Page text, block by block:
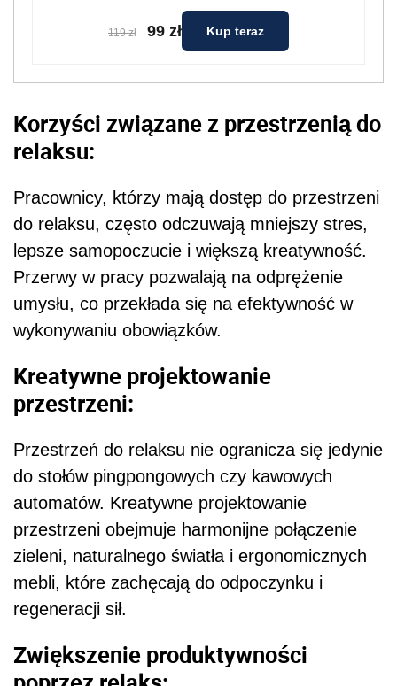
119 zł 99 zł Kup teraz
Korzyści związane z przestrzenią do
relaksu:
Pracownicy, którzy mają dostęp do przestrzeni
do relaksu, często odczuwają mniejszy stres,
lepsze samopoczucie i większą kreatywność.
Przerwy w pracy pozwalają na odprężenie
umysłu, co przekłada się na efektywność w
wykonywaniu obowiązków.
Kreatywne projektowanie
przestrzeni:
Przestrzeń do relaksu nie ogranicza się jedynie
do stołów pingpongowych czy kawowych
automatów. Kreatywne projektowanie
przestrzeni obejmuje harmonijne połączenie
zieleni, naturalnego światła i ergonomicznych
mebli, które zachęcają do odpoczynku i
regeneracji sił.
Zwiększenie produktywności